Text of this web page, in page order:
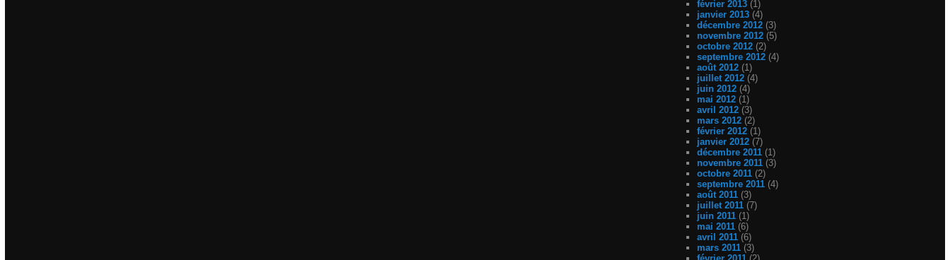
février 2013 (1)
janvier 2013 (4)
décembre 2012 (3)
novembre 2012 (5)
octobre 2012 (2)
septembre 2012 (4)
août 2012 (1)
juillet 2012 (4)
juin 2012 (4)
mai 2012 (1)
avril 2012 (3)
mars 2012 (2)
février 2012 (1)
janvier 2012 (7)
décembre 2011 (1)
novembre 2011 (3)
octobre 2011 (2)
septembre 2011 (4)
août 2011 (3)
juillet 2011 (7)
juin 2011 (1)
mai 2011 (6)
avril 2011 (6)
mars 2011 (3)